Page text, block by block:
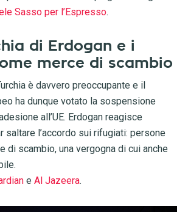
Sasso per l’Espresso.
di Erdogan e i
merce di scambio
è davvero preoccupante e il
ha dunque votato la sospensione
all’UE. Erdogan reagisce
saltare l’accordo sui rifugiati: persone
di scambio, una vergogna di cui anche
e Al Jazeera.